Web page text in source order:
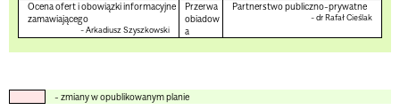
Ocena ofert i obowiązki informacyjne
zamawiającego
- Arkadiusz Szyszkowski
Przerwa
obiadow
a
Partnerstwo publiczno-prywatne
- dr Rafał Cieślak
- zmiany w opublikowanym planie